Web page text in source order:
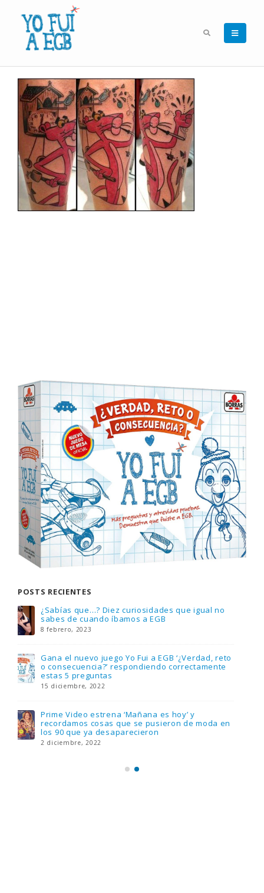
POSTS RECIENTES
Gana una de las cuatro unidades de PLAYMOBIL
que sorteamos: Knight Rider – El coche
fantástico [finalizado]
FlixOlé nos divierte con su colección de
comedias de los 80 y 90 y regalamos tres
suscripciones anuales
Llega el nuevo juego de mesa Yo Fui a EGB:
Verdad, reto o consecuencia, con más
preguntas y atrevidas pruebas